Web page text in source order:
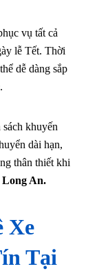
vụ tất cả
lễ Tết. Thời
dễ dàng sắp
khuyến
dài hạn,
thân thiết khi
Long An.
Xe
Tại